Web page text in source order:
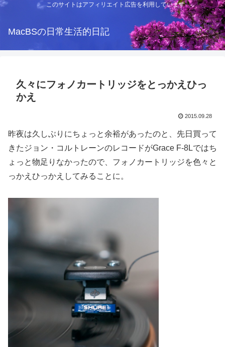
このサイトはアフィリエイト広告を利用しています
MacBSの日常生活的日記
久々にフォノカートリッジをとっかえひっ
かえ
2015.09.28
昨夜は久しぶりにちょっと余裕があったのと、先日買って
きたジョン・コルトレーンのレコードがGrace F-8Lではち
ょっと物足りなかったので、フォノカートリッジを色々と
っかえひっかえしてみることに。